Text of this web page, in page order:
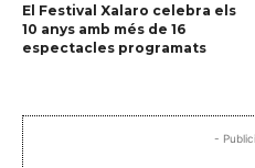
El Festival Xalaro celebra els
10 anys amb més de 16
espectacles programats
-